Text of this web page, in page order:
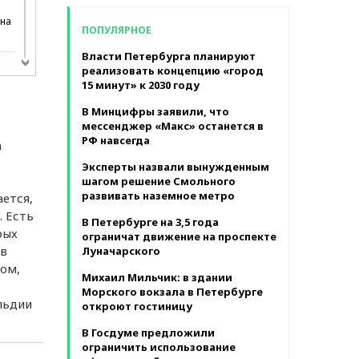
Есть
ПОПУЛЯРНОЕ
Власти Петербурга планируют
реализовать концепцию «город
15 минут» к 2030 году
В Минцифры заявили, что
мессенджер «Макс» останется в
РФ навсегда
Эксперты назвали вынужденным
шагом решение Смольного
развивать наземное метро
В Петербурге на 3,5 года
ограничат движение на проспекте
Луначарского
Михаил Мильчик: в здании
Морского вокзала в Петербурге
откроют гостиницу
В Госдуме предложили
ограничить использование